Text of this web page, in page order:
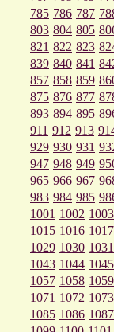
785 786 787
803 804 805
821 822 823
839 840 841
857 858 859
875 876 877
893 894 895
911 912 913
929 930 931
947 948 949
965 966 967
983 984 985
1001 1002 1003
1015 1016 1017
1029 1030 1031
1043 1044 1045
1057 1058 1059
1071 1072 1073
1085 1086 1087